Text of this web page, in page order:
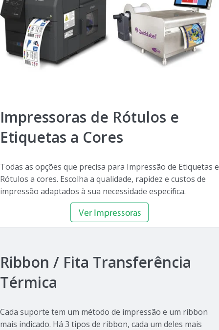
Impressoras de Rótulos e
Etiquetas a Cores
Todas as opções que precisa para Impressão de Etiquetas e
Rótulos a cores. Escolha a qualidade, rapidez e custos de
impressão adaptados à sua necessidade especifica.
Ribbon / Fita Transferência
Térmica
Cada suporte tem um método de impressão e um ribbon
mais indicado. Há 3 tipos de ribbon, cada um deles mais